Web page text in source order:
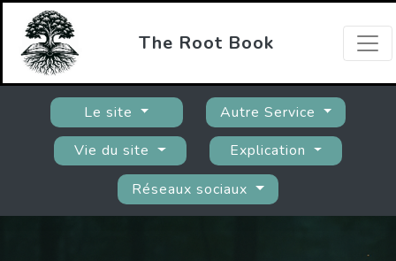
The Root Book
Le site
Autre Service
Vie du site
Explication
Réseaux sociaux